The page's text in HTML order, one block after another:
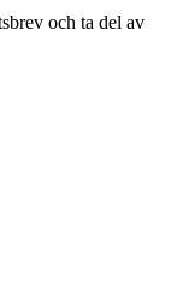
och ta del av